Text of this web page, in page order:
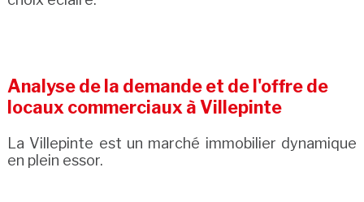
Analyse de la demande et de l'offre de
locaux commerciaux à Villepinte
La Villepinte est un marché immobilier dynamique
en plein essor.